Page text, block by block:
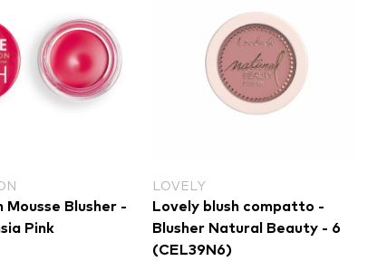
compatto -
Beauty - 6
BELLAOGGI
bellaoggi Cheek & Bright -
Cheeky Pink
Fard